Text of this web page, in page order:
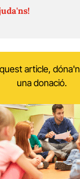
article,
una donació.